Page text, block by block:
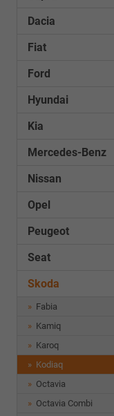
Dacia
Fiat
Ford
Hyundai
Kia
Mercedes-Benz
Nissan
Opel
Peugeot
Seat
Skoda
Fabia
Kamiq
Karoq
Kodiaq
Octavia
Octavia Combi